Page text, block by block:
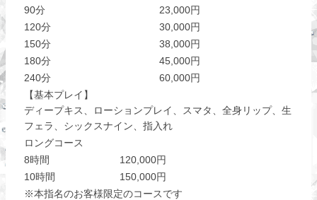
90分
23,000円
120分
30,000円
150分
38,000円
180分
45,000円
240分
60,000円
【基本プレイ】
ディープキス、ローションプレイ、スマタ、全身リップ、生
フェラ、シックスナイン、指入れ
ロングコース
8時間
120,000円
10時間
150,000円
※本指名のお客様限定のコースです